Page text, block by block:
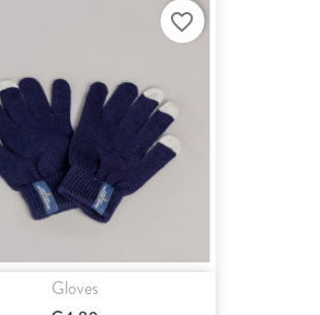
Gloves
favorite_border